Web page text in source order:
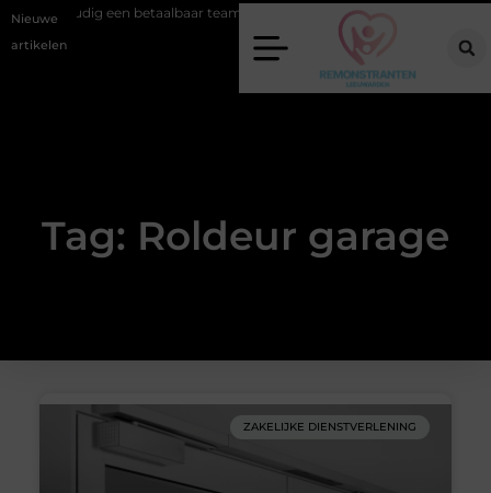
Nieuwe
artikelen
Eenvoudig een betaalbaar teamuitje in Twente regelen
Tag: Roldeur garage
ZAKELIJKE DIENSTVERLENING